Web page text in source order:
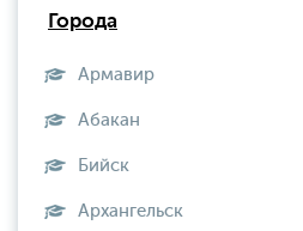
Города
Армавир
Абакан
Бийск
Архангельск